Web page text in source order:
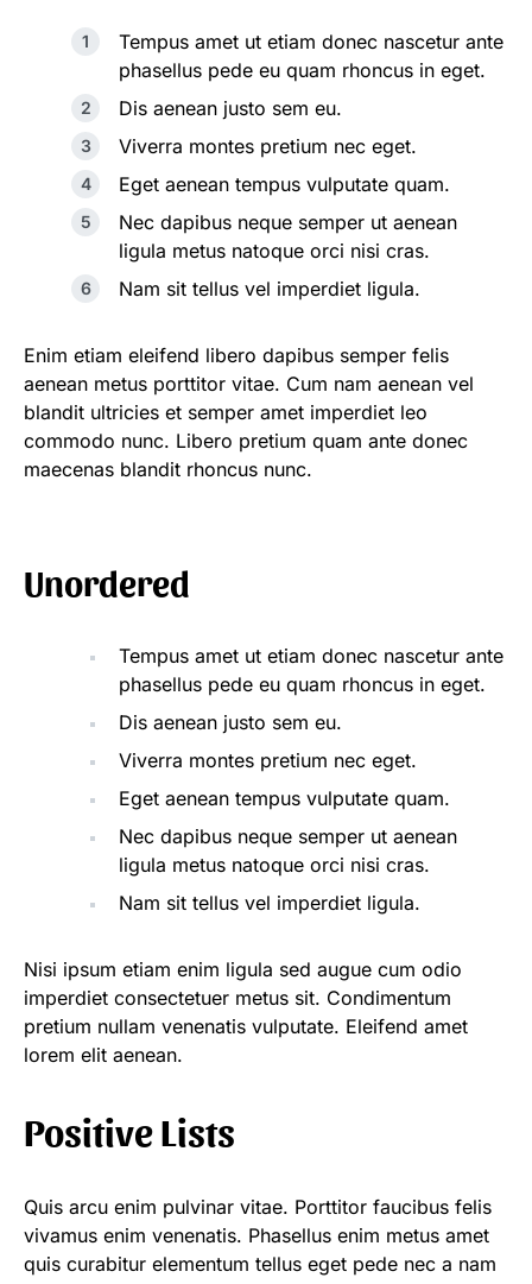
Tempus amet ut etiam donec nascetur ante
phasellus pede eu quam rhoncus in eget.
Dis aenean justo sem eu.
Viverra montes pretium nec eget.
Eget aenean tempus vulputate quam.
Nec dapibus neque semper ut aenean
ligula metus natoque orci nisi cras.
Nam sit tellus vel imperdiet ligula.
Enim etiam eleifend libero dapibus semper felis
aenean metus porttitor vitae. Cum nam aenean vel
blandit ultricies et semper amet imperdiet leo
commodo nunc. Libero pretium quam ante donec
maecenas blandit rhoncus nunc.
Unordered
Tempus amet ut etiam donec nascetur ante
phasellus pede eu quam rhoncus in eget.
Dis aenean justo sem eu.
Viverra montes pretium nec eget.
Eget aenean tempus vulputate quam.
Nec dapibus neque semper ut aenean
ligula metus natoque orci nisi cras.
Nam sit tellus vel imperdiet ligula.
Nisi ipsum etiam enim ligula sed augue cum odio
imperdiet consectetuer metus sit. Condimentum
pretium nullam venenatis vulputate. Eleifend amet
lorem elit aenean.
Positive Lists
Quis arcu enim pulvinar vitae. Porttitor faucibus felis
vivamus enim venenatis. Phasellus enim metus amet
quis curabitur elementum tellus eget pede nec a nam